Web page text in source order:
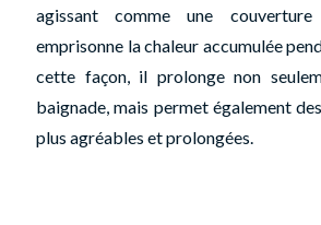
agissant comme une
emprisonne la chaleur accumulée
cette façon, il prolonge non
baignade, mais permet également
plus agréables et prolongées.